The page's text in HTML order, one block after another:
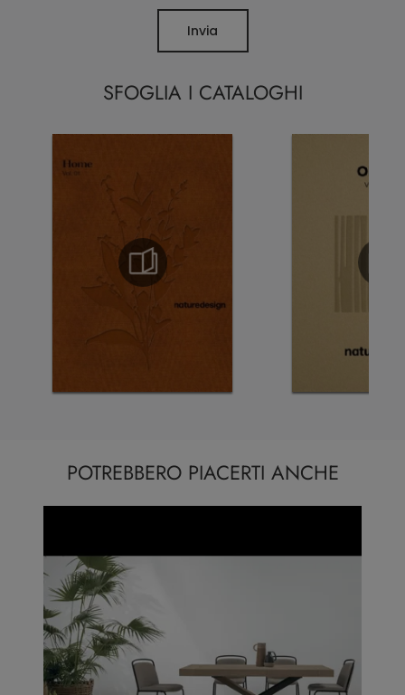
SFOGLIA I CATALOGHI
Invia
POTREBBERO PIACERTI ANCHE